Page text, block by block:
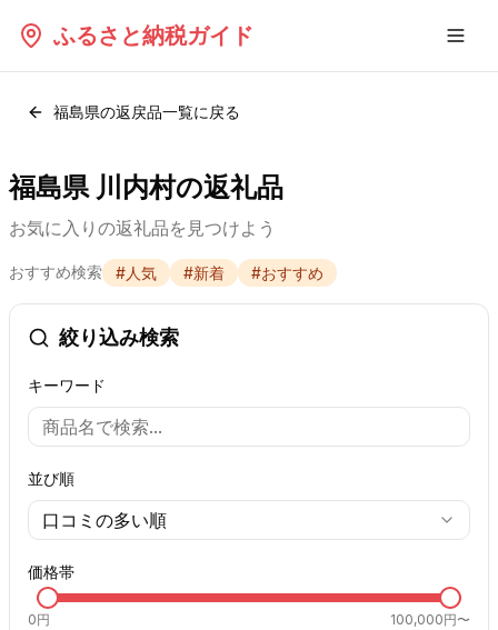
ふるさと納税ガイド
福島県の返戻品一覧に戻る
福島県 川内村の返礼品
お気に入りの返礼品を見つけよう
おすすめ検索 #人気 #新着 #おすすめ
絞り込み検索
キーワード
並び順
口コミの多い順
価格帯
0円 100,000円〜